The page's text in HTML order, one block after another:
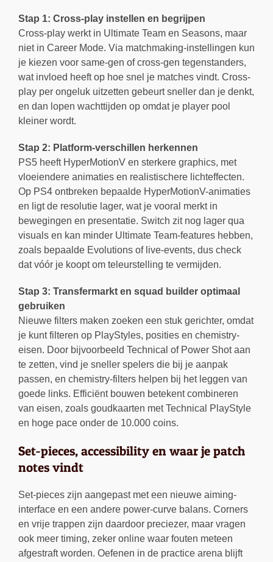
Stap 1: Cross-play instellen en begrijpen
Cross-play werkt in Ultimate Team en Seasons, maar
niet in Career Mode. Via matchmaking-instellingen kun
je kiezen voor same-gen of cross-gen tegenstanders,
wat invloed heeft op hoe snel je matches vindt. Cross-
play per ongeluk uitzetten gebeurt sneller dan je denkt,
en dan lopen wachttijden op omdat je player pool
kleiner wordt.
Stap 2: Platform-verschillen herkennen
PS5 heeft HyperMotionV en sterkere graphics, met
vloeiendere animaties en realistischere lichteffecten.
Op PS4 ontbreken bepaalde HyperMotionV-animaties
en ligt de resolutie lager, wat je vooral merkt in
bewegingen en presentatie. Switch zit nog lager qua
visuals en kan minder Ultimate Team-features hebben,
zoals bepaalde Evolutions of live-events, dus check
dat vóór je koopt om teleurstelling te vermijden.
Stap 3: Transfermarkt en squad builder optimaal
gebruiken
Nieuwe filters maken zoeken een stuk gerichter, omdat
je kunt filteren op PlayStyles, posities en chemistry-
eisen. Door bijvoorbeeld Technical of Power Shot aan
te zetten, vind je sneller spelers die bij je aanpak
passen, en chemistry-filters helpen bij het leggen van
goede links. Efficiënt bouwen betekent combineren
van eisen, zoals goudkaarten met Technical PlayStyle
en hoge pace onder de 10.000 coins.
Set-pieces, accessibility en waar je patch
notes vindt
Set-pieces zijn aangepast met een nieuwe aiming-
interface en een andere power-curve balans. Corners
en vrije trappen zijn daardoor preciezer, maar vragen
ook meer timing, zeker online waar fouten meteen
afgestraft worden. Oefenen in de practice arena blijft